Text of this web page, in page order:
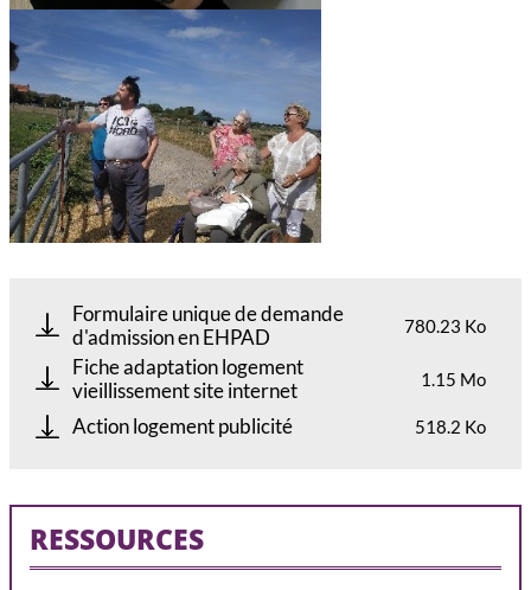
Formulaire unique de demande
d'admission en EHPAD
780.23 Ko
Fiche adaptation logement
vieillissement site internet
1.15 Mo
Action logement publicité 518.2 Ko
RESSOURCES